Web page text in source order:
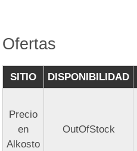
Ofertas
SITIO DISPONIBILIDAD
Precio
en
Alkosto
OutOfStock